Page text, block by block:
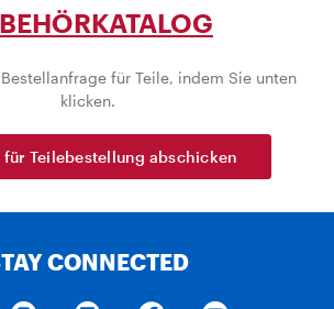
für Teile, indem Sie unten
klicken.
Teilebestellung abschicken
CONNECTED